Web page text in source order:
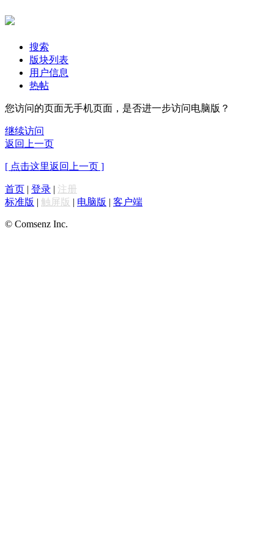
搜索
版块列表
用户信息
热帖
您访问的页面无手机页面，是否进一步访问电脑版？
继续访问
返回上一页
[ 点击这里返回上一页 ]
首页 | 登录 | 注册
标准版 | 触屏版 | 电脑版 | 客户端
© Comsenz Inc.